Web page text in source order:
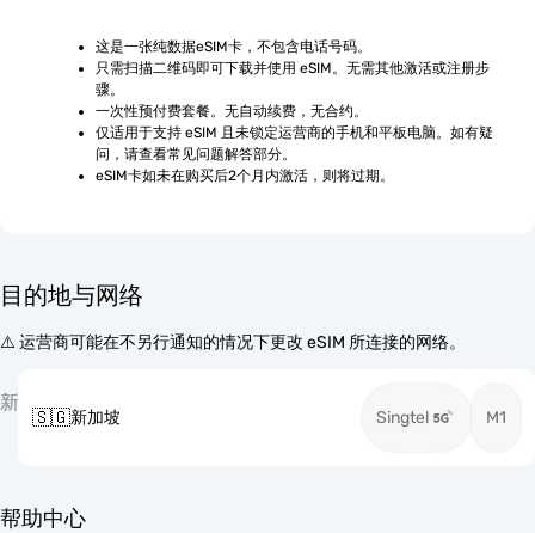
这是一张纯数据eSIM卡，不包含电话号码。
只需扫描二维码即可下载并使用 eSIM。无需其他激活或注册步
骤。
一次性预付费套餐。无自动续费，无合约。
仅适用于支持 eSIM 且未锁定运营商的手机和平板电脑。如有疑
问，请查看常见问题解答部分。
eSIM卡如未在购买后2个月内激活，则将过期。
目的地与网络
⚠️ 运营商可能在不另行通知的情况下更改 eSIM 所连接的网络。
新
🇸🇬新加坡 Singtel M1
帮助中心